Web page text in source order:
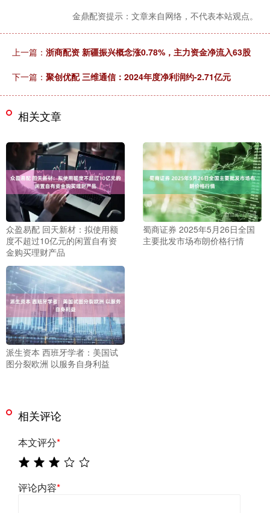
金鼎配资提示：文章来自网络，不代表本站观点。
上一篇： 浙商配资 新疆振兴概念涨0.78%，主力资金净流入63股
下一篇： 聚创优配 三维通信：2024年度净利润约-2.71亿元
相关文章
众盈易配 回天新材：拟使用额
度不超过10亿元的闲置自有资
金购买理财产品
蜀商证券 2025年5月26日全国
主要批发市场布朗价格行情
派生资本 西班牙学者：美国试
图分裂欧洲 以服务自身利益
相关评论
本文评分*
评论内容*